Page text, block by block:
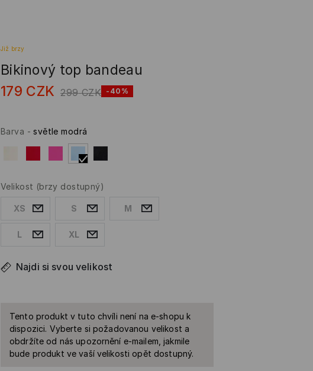
Již brzy
Bikinový top bandeau
179 CZK 299 CZK -40%
Barva -světle modrá
Velikost (brzy dostupný)
XS S M
L XL
Najdi si svou velikost
Tento produkt v tuto chvíli není na e-shopu k
dispozici. Vyberte si požadovanou velikost a
obdržíte od nás upozornění e-mailem, jakmile
bude produkt ve vaší velikosti opět dostupný.